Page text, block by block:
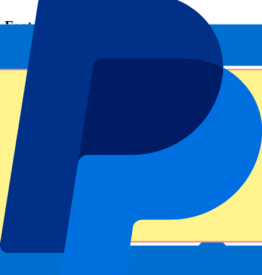
Footer menu
Topclubs
Manchester United
Manchester City
Populaire events
GP Nederland
GP Singapore
Six Nations